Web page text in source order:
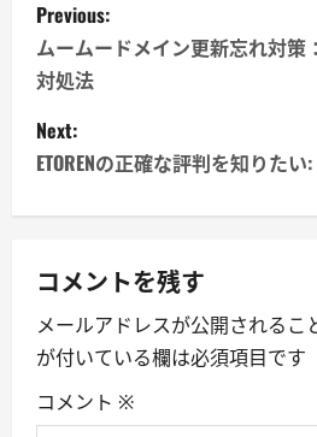
o
s
t
n
v
i
g
Previous:
ムームードメイン更新忘れ対策
対処法
Next:
ETORENの正確な評判を知りた
コメントを残す
メールアドレスが公開されるこ
が付いている欄は必須項目です
コメント ※